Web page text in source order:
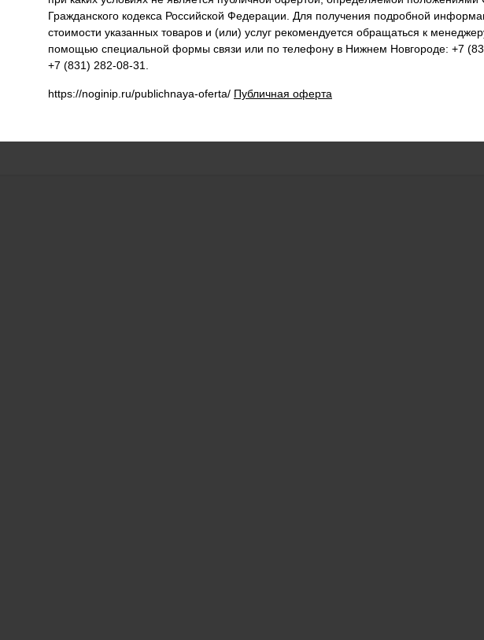
Гражданского кодекса Российской Федерации. Для получения подробной
стоимости указанных товаров и (или) услуг рекомендуется обращаться к
помощью специальной формы связи или по телефону в Нижнем Новгороде: +7
+7 (831) 282-08-31.
https://noginip.ru/publichnaya-oferta/ Публичная оферта
полками предназначен для демонстрации и продажи широкого ассортимента товаров
бытовой химии и т.п.
предназначен для установки в середине торгового зала и продажи товара с двух сторон.
с возможностью установки точечных или люминесцентных светильников,
комплектом торцевых полок глубиной 200, 300, 400 и 500 мм, ограничителями и